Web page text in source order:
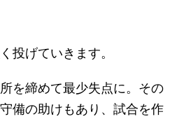
投げていきます。
を締めて最少失点に。その
備の助けもあり、試合を作